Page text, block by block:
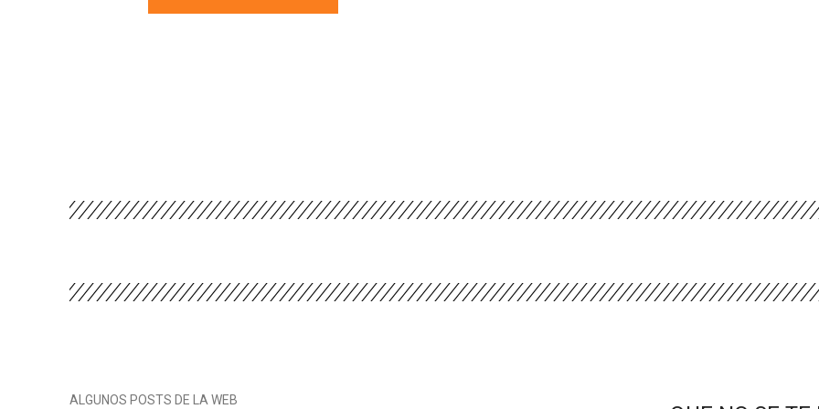
ALGUNOS POSTS DE LA WEB